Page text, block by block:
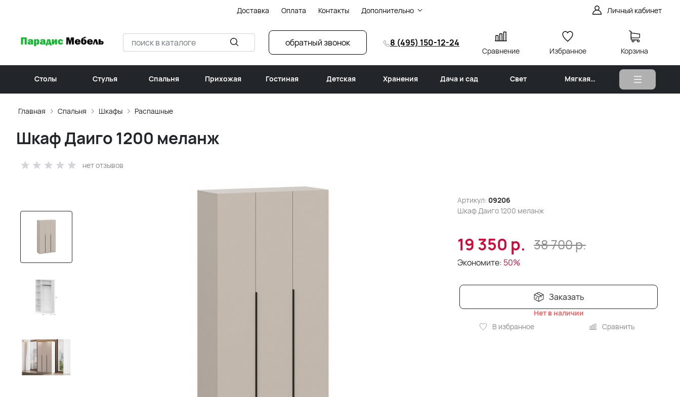
Доставка Оплата Контакты Дополнительно Личный кабинет
обратный звонок 8 (495) 150-12-24
Сравнение Избранное Корзина
Столы Стулья Спальня Прихожая Гостиная Детская Хранения Дача и сад Свет
Мягкая
Главная Спальня Шкафы Распашные
Шкаф Даиго 1200 меланж
нет отзывов
Артикул: 09206
Шкаф Даиго 1200 меланж
19 350 р. 38 700р.
Экономите: 50%
Заказать
Нет в наличии
В избранное
Сравнить